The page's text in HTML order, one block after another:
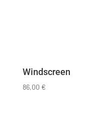
Windscreen
86,00 €